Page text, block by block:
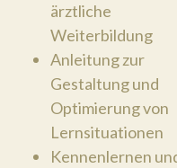
ärztliche
Weiterbildung
Anleitung zur
Gestaltung und
Optimierung von
Lernsituationen
Kennenlernen